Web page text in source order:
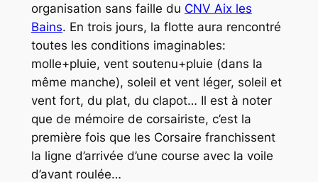
organisation sans faille du CNV Aix les
Bains. En trois jours, la flotte aura rencontré
toutes les conditions imaginables:
molle+pluie, vent soutenu+pluie (dans la
même manche), soleil et vent léger, soleil et
vent fort, du plat, du clapot… Il est à noter
que de mémoire de corsairiste, c’est la
première fois que les Corsaire franchissent
la ligne d’arrivée d’une course avec la voile
d’avant roulée…